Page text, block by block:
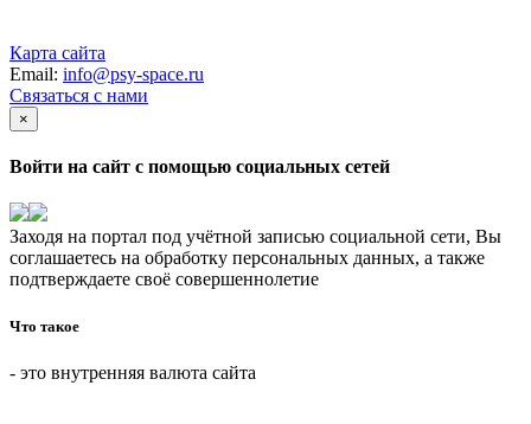
Карта сайта
Email: info@psy-space.ru
Связаться с нами
×
Войти на сайт с помощью социальных сетей
Заходя на портал под учётной записью социальной сети, Вы
соглашаетесь на обработку персональных данных, а также
подтверждаете своё совершеннолетие
Что такое
- это внутренняя валюта сайта